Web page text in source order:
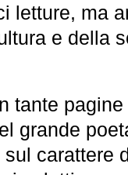
letture, ma
e della
tante
grande
carattere